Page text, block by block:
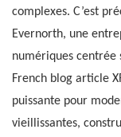
complexes. C’est
Evernorth, une
numériques centrée
French blog article
puissante pour
vieillissantes,